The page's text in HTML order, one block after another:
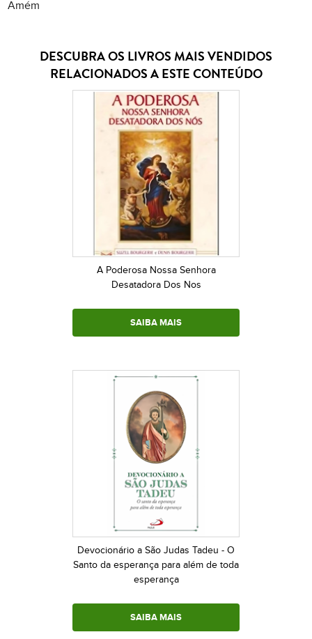
Amém
DESCUBRA OS LIVROS MAIS VENDIDOS
RELACIONADOS A ESTE CONTEÚDO
A Poderosa Nossa Senhora
Desatadora Dos Nos
SAIBA MAIS
Devocionário a São Judas Tadeu - O
Santo da esperança para além de toda
esperança
SAIBA MAIS